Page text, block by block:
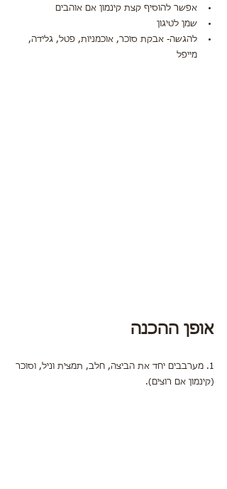
אפשר להוסיף קצת קינמון אם אוהבים
שמן לטיגון
להגשה- אבקת סוכר, אוכמניות, פטל, גלידה,
מייפל
אופן ההכנה
1. מערבבים יחד את הביצה, חלב, תמצית וניל, וסוכר
(קינמון אם רוצים).